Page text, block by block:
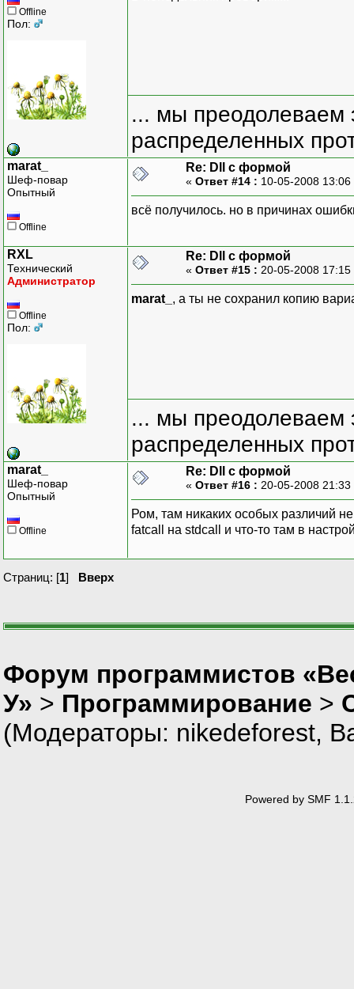
Offline
Пол:
... мы преодолеваем
распределенных
marat_
Шеф-повар
Опытный
Offline
Re: Dll с формой
« Ответ #14 : 10-05-2008
всё получилось. но в причинах
RXL
Технический
Администратор
Offline
Пол:
Re: Dll с формой
« Ответ #15 : 20-05-2008
marat_ , а ты не сохранил копию
... мы преодолеваем
распределенных
marat_
Шеф-повар
Опытный
Offline
Re: Dll с формой
« Ответ #16 : 20-05-2008
Ром, там никаких особых различий
fatcall на stdcall и что-то там в
Страниц: [1] Вверх
Форум программистов
У» > Программирование >
(Модераторы: nikedeforest,
Powered by SMF